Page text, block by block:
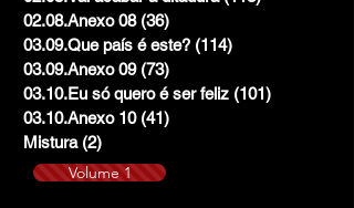
02.08.Anexo 08 (36)
03.09.Que país é este? (114)
03.09.Anexo 09 (73)
03.10.Eu só quero é ser feliz (101)
03.10.Anexo 10 (41)
Mistura (2)
Volume 1